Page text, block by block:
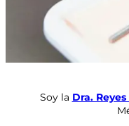
Soy la Dra.